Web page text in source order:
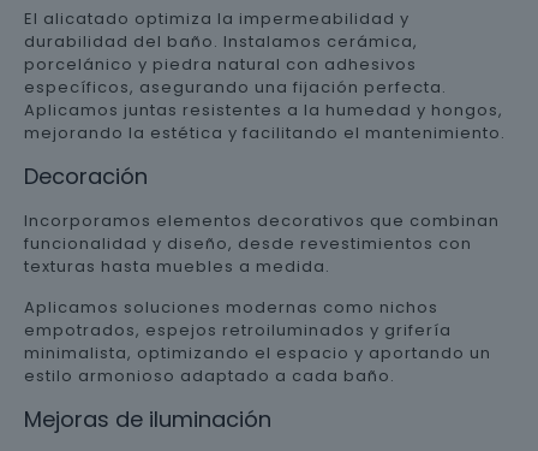
El alicatado optimiza la impermeabilidad y
durabilidad del baño. Instalamos cerámica,
porcelánico y piedra natural con adhesivos
específicos, asegurando una fijación perfecta.
Aplicamos juntas resistentes a la humedad y hongos,
mejorando la estética y facilitando el mantenimiento.
Decoración
Incorporamos elementos decorativos que combinan
funcionalidad y diseño, desde revestimientos con
texturas hasta muebles a medida.
Aplicamos soluciones modernas como nichos
empotrados, espejos retroiluminados y grifería
minimalista, optimizando el espacio y aportando un
estilo armonioso adaptado a cada baño.
Mejoras de iluminación